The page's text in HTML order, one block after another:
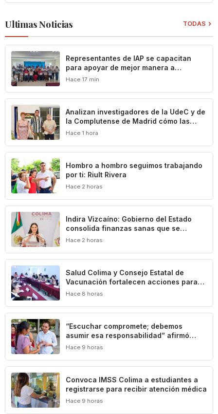
Ultimas Noticias TODAS
Representantes de IAP se capacitan
para apoyar de mejor manera a
población vulnerable del estado de
Hace 17 min
Analizan investigadores de la UdeC y de
la Complutense de Madrid cómo las
leyes definen y limitan el patrimonio
Hace 1 hora
Hombro a hombro seguimos trabajando
por ti: Riult Rivera
Hace 2 horas
Indira Vizcaíno: Gobierno del Estado
consolida finanzas sanas que se
traducen en beneficios para las y los
Hace 2 horas
Salud Colima y Consejo Estatal de
Vacunación fortalecen acciones para
prevenir la tuberculosis
Hace 8 horas
“Escuchar compromete; debemos
asumir esa responsabilidad” afirmó
Mely Romero
Hace 9 horas
Convoca IMSS Colima a estudiantes a
registrarse para recibir atención médica
Hace 9 horas